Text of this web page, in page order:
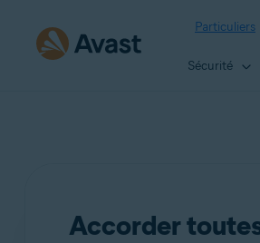
Particuliers
Sécurité
Accorder